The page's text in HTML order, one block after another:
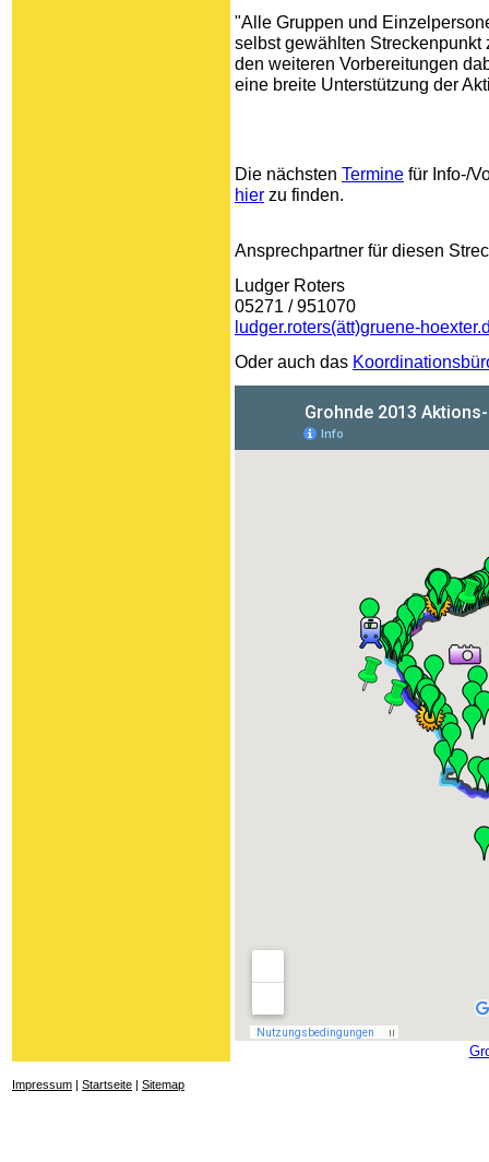
"Alle Gruppen und
selbst gewählten
den weiteren Vorbereitungen
eine breite Unterstützung der
Die nächsten Termine für Info-/
hier zu finden.
Ansprechpartner für diesen
Ludger Roters
05271 / 951070
ludger.roters(ätt)gruene-
Oder auch das
Impressum Startseite Sitemap